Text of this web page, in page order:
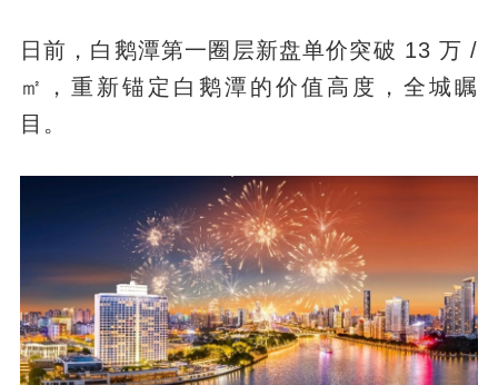
日前，白鹅潭第一圈层新盘单价突破 13 万 /
㎡，重新锚定白鹅潭的价值高度，全城瞩
目。